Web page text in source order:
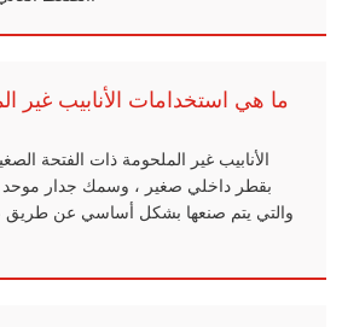
ما هي استخدامات الأنابيب غير
الأنابيب غير الملحومة ذات الفتحة
بقطر داخلي صغير ، وسمك جدار
والتي يتم صنعها بشكل أساسي عن طريق